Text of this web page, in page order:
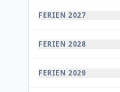
FERIEN 2027
FERIEN 2028
FERIEN 2029